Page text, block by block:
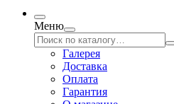
Меню
Галерея
Доставка
Оплата
Гарантия